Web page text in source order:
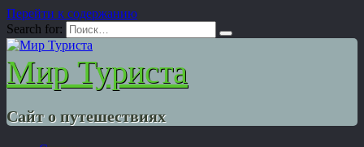
Перейти к содержанию
Search for:
Мир Туриста
Сайт о путешествиях